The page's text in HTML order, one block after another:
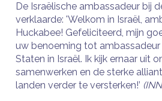
De Israëlische ambassadeur bij
verklaarde: 'Welkom in Israël,
Huckabee! Gefeliciteerd, mijn
uw benoeming tot ambassadeur
Staten in Israël. Ik kijk ernaar uit
samenwerken en de sterke
landen verder te versterken!’